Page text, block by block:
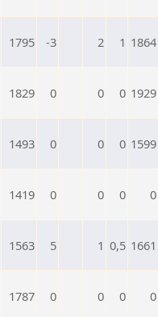
1795 -3 2 1 1864
1829 0 0 0 1929
1493 0 0 0 1599
1419 0 0 0 0
1563 5 1 0,5 1661
1787 0 0 0 0